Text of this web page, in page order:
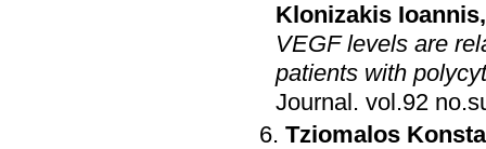
Klonizakis Ioannis
VEGF levels are
patients with
Journal .
Tziomalos